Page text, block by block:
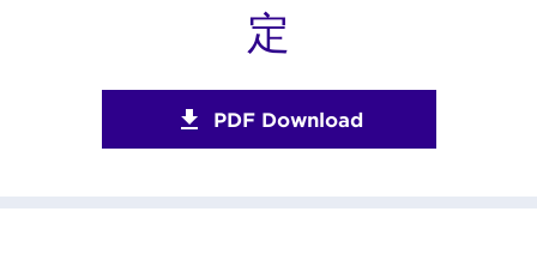
定
PDF Download